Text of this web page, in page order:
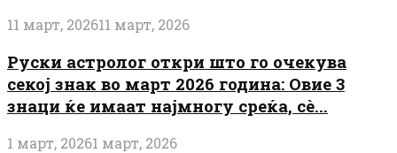
11 март, 202611 март, 2026
Руски астролог откри што го очекува
секој знак во март 2026 година: Овие 3
знаци ќе имаат најмногу среќа, сè...
1 март, 20261 март, 2026